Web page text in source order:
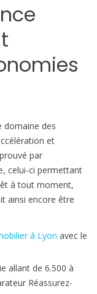
domaine des
et
par
celui-ci permettant
à tout moment,
ainsi encore être
à Lyon avec le
allant de 6.500 à
Réassurez-